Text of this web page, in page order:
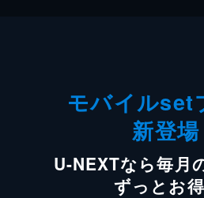
モバイルset
新登場
U-NEXTなら毎月
ずっとお